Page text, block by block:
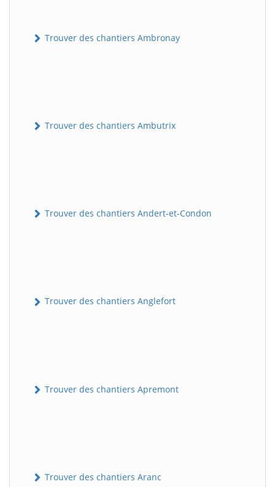
Trouver des chantiers Ambronay
Trouver des chantiers Ambutrix
Trouver des chantiers Andert-et-Condon
Trouver des chantiers Anglefort
Trouver des chantiers Apremont
Trouver des chantiers Aranc